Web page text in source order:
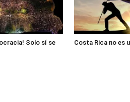
Solo sí se
Costa Rica no es